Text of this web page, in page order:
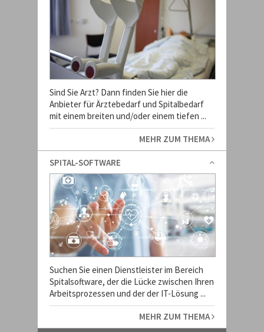
Sind Sie Arzt? Dann finden Sie hier die
Anbieter für Ärztebedarf und Spitalbedarf
mit einem breiten und/oder einem tiefen ...
MEHR ZUM THEMA
SPITAL-SOFTWARE
Suchen Sie einen Dienstleister im Bereich
Spitalsoftware, der die Lücke zwischen Ihren
Arbeitsprozessen und der der IT-Lösung ...
MEHR ZUM THEMA